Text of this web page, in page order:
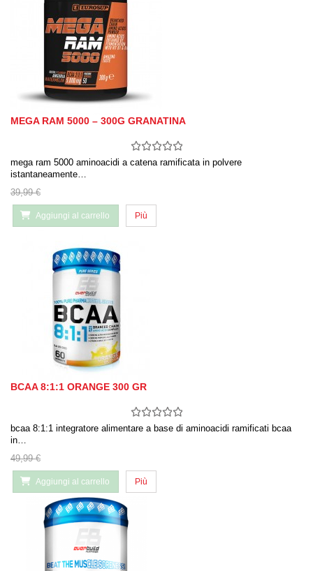
MEGA RAM 5000 – 300G GRANATINA
mega ram 5000 aminoacidi a catena ramificata in polvere
istantaneamente…
39,99 €
Aggiungi al carrello Più
BCAA 8:1:1 ORANGE 300 GR
bcaa 8:1:1 integratore alimentare a base di aminoacidi ramificati bcaa
in…
49,99 €
Aggiungi al carrello Più